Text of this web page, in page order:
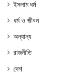
ইসলাম ধর্ম
ধর্ম ও জীবন
অন্যান্য
রাজনীতি
দেশ